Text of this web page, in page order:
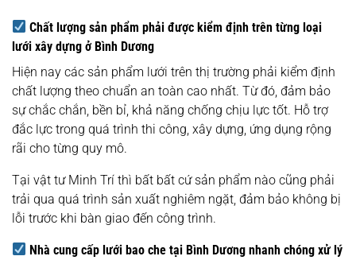
Chất lượng sản phẩm phải được kiểm định trên từng loại
lưới xây dựng ở Bình Dương
Hiện nay các sản phẩm lưới trên thị trường phải kiểm định
chất lượng theo chuẩn an toàn cao nhất. Từ đó, đảm bảo
sự chắc chắn, bền bỉ, khả năng chống chịu lực tốt. Hỗ trợ
đắc lực trong quá trình thi công, xây dựng, ứng dụng rộng
rãi cho từng quy mô.
Tại vật tư Minh Trí thì bất bất cứ sản phẩm nào cũng phải
trải qua quá trình sản xuất nghiêm ngặt, đảm bảo không bị
lỗi trước khi bàn giao đến công trình.
Nhà cung cấp lưới bao che tại Bình Dương nhanh chóng xử lý